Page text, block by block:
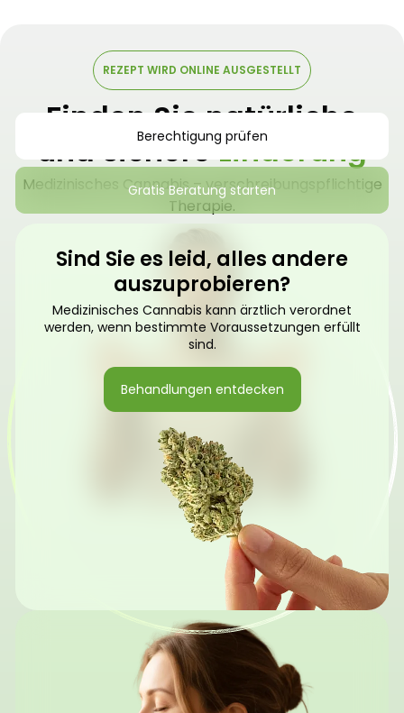
REZEPT WIRD ONLINE AUSGESTELLT
Finden Sie natürliche
und sichereLinderung
Medizinisches Cannabis – verschreibungspflichtige
Therapie.
Berechtigung prüfen
Gratis Beratung starten
Sind Sie es leid, alles andere
auszuprobieren?
Medizinisches Cannabis kann ärztlich verordnet
werden, wenn bestimmte Voraussetzungen erfüllt
sind.
Behandlungen entdecken